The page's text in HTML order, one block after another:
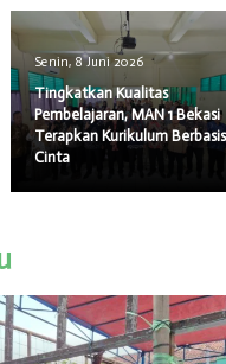
Senin, 8 Juni 2026
Tingkatkan Kualitas
Pembelajaran, MAN 1 Bekasi
Terapkan Kurikulum Berbasis
Cinta